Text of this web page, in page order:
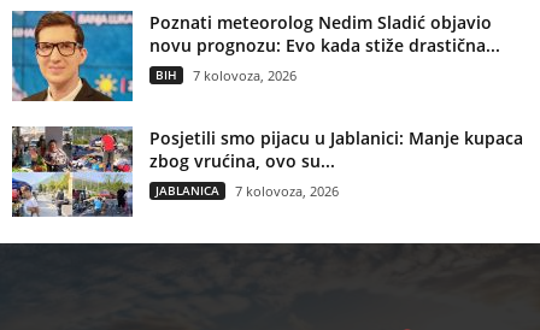
Poznati meteorolog Nedim Sladić objavio
novu prognozu: Evo kada stiže drastična...
BIH 7 kolovoza, 2026
Posjetili smo pijacu u Jablanici: Manje kupaca
zbog vrućina, ovo su...
JABLANICA 7 kolovoza, 2026